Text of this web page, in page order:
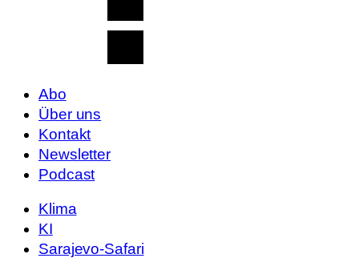
Abo
Über uns
Kontakt
Newsletter
Podcast
Klima
KI
Sarajevo-Safari